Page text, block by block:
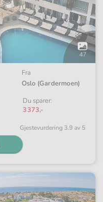
Åpne
galleriet
47
Fra
Oslo (Gardermoen)
Du sparer:
3373,-
Gjeste­vurdering 3.9 av 5